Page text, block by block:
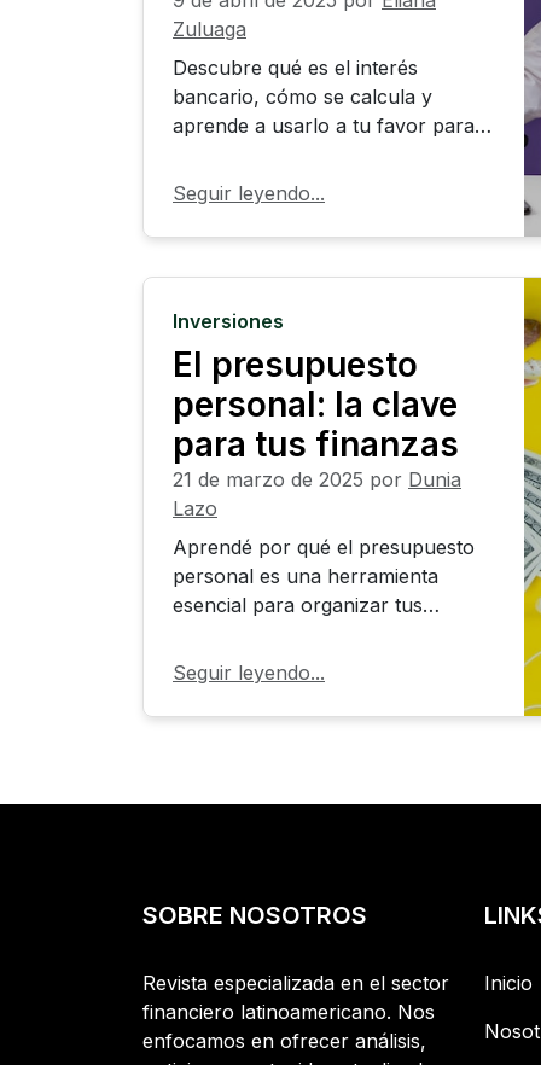
del sector inmobiliario industrial.
Zuluaga
Descubre qué es el interés
bancario, cómo se calcula y
aprende a usarlo a tu favor para
innecesarias.
Seguir leyendo...
Inversiones
El presupuesto
personal: la clave
para tus finanzas
21 de marzo de 2025 por Dunia
Lazo
Aprendé por qué el presupuesto
personal es una herramienta
esencial para organizar tus
evitar deudas innecesarias. Tomá
tus metas con claridad.
Seguir leyendo...
SOBRE NOSOTROS
Revista especializada en el sector
financiero latinoamericano. Nos
enfocamos en ofrecer análisis,
Inicio